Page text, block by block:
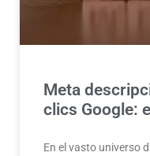
Meta
clics Google:
En el vasto universo